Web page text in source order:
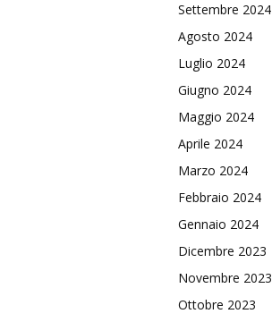
Settembre 2024
Agosto 2024
Luglio 2024
Giugno 2024
Maggio 2024
Aprile 2024
Marzo 2024
Febbraio 2024
Gennaio 2024
Dicembre 2023
Novembre 2023
Ottobre 2023